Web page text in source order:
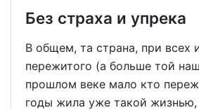
Без страха и упрека
В общем, та страна, при всех
пережитого (а больше той
прошлом веке мало кто
годы жила уже такой жизнью,